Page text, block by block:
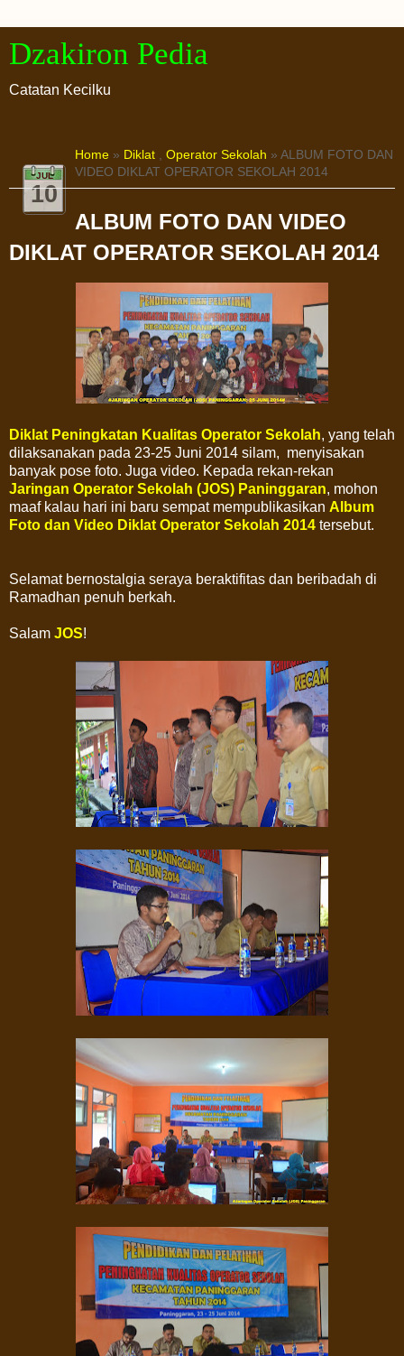
Dzakiron Pedia
Catatan Kecilku
JUL
10
Home » Diklat , Operator Sekolah » ALBUM FOTO DAN
VIDEO DIKLAT OPERATOR SEKOLAH 2014
ALBUM FOTO DAN VIDEO
DIKLAT OPERATOR SEKOLAH 2014
Diklat Peningkatan Kualitas Operator Sekolah, yang telah
dilaksanakan pada 23-25 Juni 2014 silam, menyisakan
banyak pose foto. Juga video. Kepada rekan-rekan
Jaringan Operator Sekolah (JOS) Paninggaran, mohon
maaf kalau hari ini baru sempat mempublikasikan Album
Foto dan Video Diklat Operator Sekolah 2014 tersebut.
Selamat bernostalgia seraya beraktifitas dan beribadah di
Ramadhan penuh berkah.
Salam JOS!